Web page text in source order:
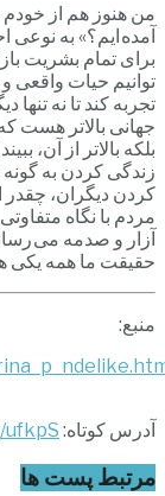
من هنوز هم از خودم
آمده ایم؟» به
برای تمام بشریت
توانیم حیات واقعی
تجربه کند تا نه تنها
جهانی بالاتر هست
بلکه بالاتر از آن،
زندگی کردن به گونه
کردن دیگران، چقدر
مردم با نگاه
آزار و صدمه می
حقیقت ما همه یکی
منبع:
آدرس کوتاه:
مرتبط پست ها